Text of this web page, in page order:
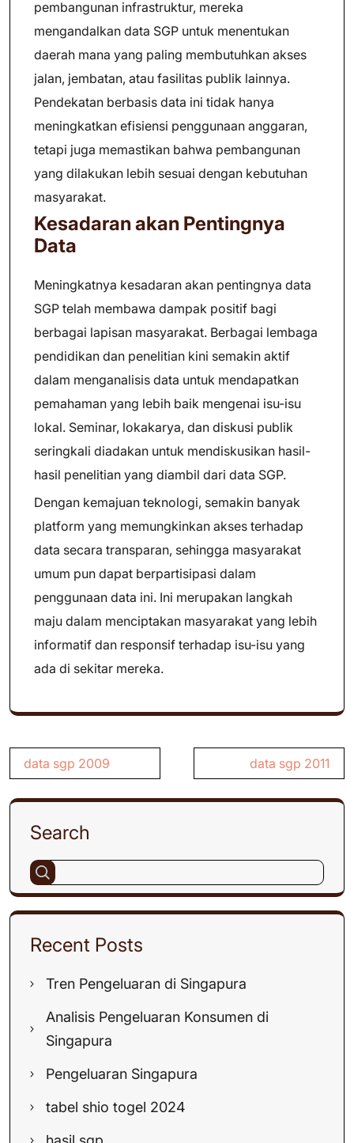
pembangunan infrastruktur, mereka
mengandalkan data SGP untuk menentukan
daerah mana yang paling membutuhkan akses
jalan, jembatan, atau fasilitas publik lainnya.
Pendekatan berbasis data ini tidak hanya
meningkatkan efisiensi penggunaan anggaran,
tetapi juga memastikan bahwa pembangunan
yang dilakukan lebih sesuai dengan kebutuhan
masyarakat.
Kesadaran akan Pentingnya
Data
Meningkatnya kesadaran akan pentingnya data
SGP telah membawa dampak positif bagi
berbagai lapisan masyarakat. Berbagai lembaga
pendidikan dan penelitian kini semakin aktif
dalam menganalisis data untuk mendapatkan
pemahaman yang lebih baik mengenai isu-isu
lokal. Seminar, lokakarya, dan diskusi publik
seringkali diadakan untuk mendiskusikan hasil-
hasil penelitian yang diambil dari data SGP.
Dengan kemajuan teknologi, semakin banyak
platform yang memungkinkan akses terhadap
data secara transparan, sehingga masyarakat
umum pun dapat berpartisipasi dalam
penggunaan data ini. Ini merupakan langkah
maju dalam menciptakan masyarakat yang lebih
informatif dan responsif terhadap isu-isu yang
ada di sekitar mereka.
Post
navigation
data sgp 2009 data sgp 2011
Search
Recent Posts
Tren Pengeluaran di Singapura
Analisis Pengeluaran Konsumen di
Singapura
Pengeluaran Singapura
tabel shio togel 2024